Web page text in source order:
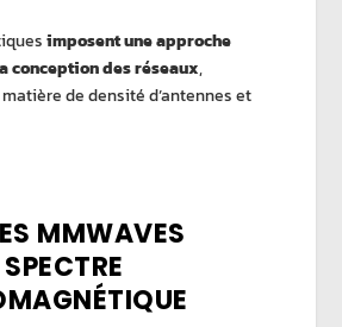
imposent une approche
conception des réseaux,
de densité d’antennes et
MMWAVES